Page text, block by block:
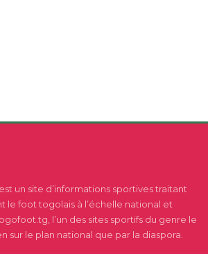
un site d’informations sportives traitant
le foot togolais à l’échelle national et
l’un des sites sportifs du genre le
sur le plan national que par la diaspora.